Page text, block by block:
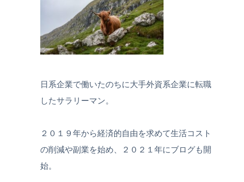
日系企業で働いたのちに大手外資系企業に転職
したサラリーマン。
２０１９年から経済的自由を求めて生活コスト
の削減や副業を始め、２０２１年にブログも開
始。